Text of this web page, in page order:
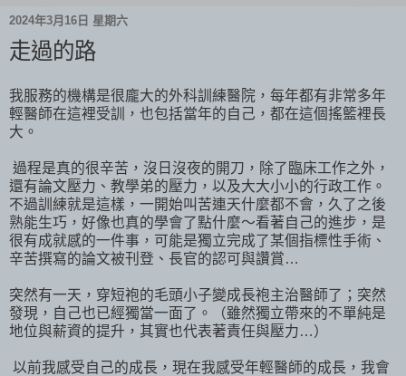
2024年3月16日 星期六
走過的路
我服務的機構是很龐大的外科訓練醫院，每年都有非常多年
輕醫師在這裡受訓，也包括當年的自己，都在這個搖籃裡長
大。
過程是真的很辛苦，沒日沒夜的開刀，除了臨床工作之外，
還有論文壓力、教學弟的壓力，以及大大小小的行政工作。
不過訓練就是這樣，一開始叫苦連天什麼都不會，久了之後
熟能生巧，好像也真的學會了點什麼～看著自己的進步，是
很有成就感的一件事，可能是獨立完成了某個指標性手術、
辛苦撰寫的論文被刊登、長官的認可與讚賞…
突然有一天，穿短袍的毛頭小子變成長袍主治醫師了；突然
發現，自己也已經獨當一面了。（雖然獨立帶來的不單純是
地位與薪資的提升，其實也代表著責任與壓力…）
以前我感受自己的成長，現在我感受年輕醫師的成長，我會